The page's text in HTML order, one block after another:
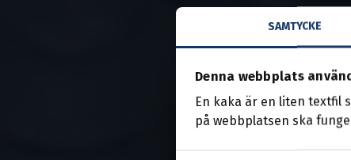
SAMTYCKE
Denna webbplats
En kaka är en liten textfil
på webbplatsen ska